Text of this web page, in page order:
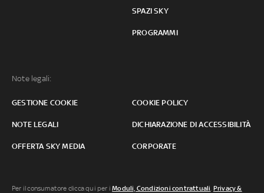
SPAZI SKY
PROGRAMMI
Note legali:
GESTIONE COOKIE COOKIE POLICY
NOTE LEGALI DICHIARAZIONE DI ACCESSIBILITÀ
OFFERTA SKY MEDIA CORPORATE
Per il consumatore clicca qui per iModuli, Condizioni contrattuali, Privacy &